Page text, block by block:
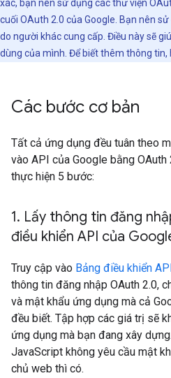
xác, bạn nên sử dụng các thư viện
cuối OAuth 2.0 của Google. Bạn nên
do người khác cung cấp. Điều này sẽ
dùng của mình. Để biết thêm thông tin,
Các bước cơ bản
Tất cả ứng dụng đều tuân theo
vào API của Google bằng OAuth
thực hiện 5 bước:
1. Lấy thông tin đăng
điều khiển API của
Truy cập vào Bảng điều khiển
thông tin đăng nhập OAuth 2.0,
và mật khẩu ứng dụng mà cả
đều biết. Tập hợp các giá trị sẽ
ứng dụng mà bạn đang xây
JavaScript không yêu cầu mật
chủ web thì có.